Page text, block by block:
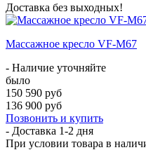
Доставка без выходных!
Массажное кресло VF-M67
- Наличие уточняйте
было
150 590 руб
136 900 руб
Позвонить и купить
- Доставка 1-2 дня
При условии товара в